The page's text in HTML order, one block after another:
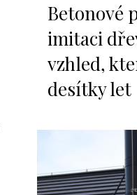
Betonové
imitaci
vzhled,
desítky let